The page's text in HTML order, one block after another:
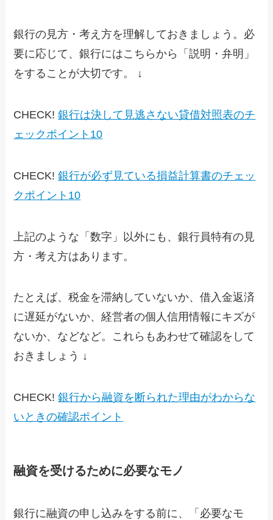
銀行の見方・考え方を理解しておきましょう。必
要に応じて、銀行にはこちらから「説明・弁明」
をすることが大切です。 ↓
CHECK!銀行は決して見逃さない貸借対照表のチ
ェックポイント10
CHECK!銀行が必ず見ている損益計算書のチェッ
クポイント10
上記のような「数字」以外にも、銀行員特有の見
方・考え方はあります。
たとえば、税金を滞納していないか、借入金返済
に遅延がないか、経営者の個人信用情報にキズが
ないか、などなど。これらもあわせて確認をして
おきましょう ↓
CHECK!銀行から融資を断られた理由がわからな
いときの確認ポイント
融資を受けるために必要なモノ
銀行に融資の申し込みをする前に、「必要なモ